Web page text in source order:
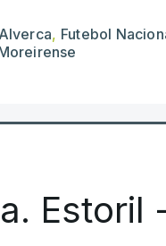
Alverca, Futebol
Estoril